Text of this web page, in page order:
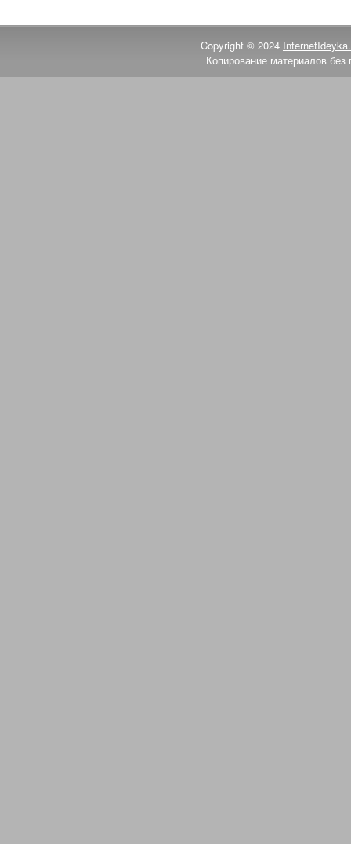
Copyright © 2024
Копирование материалов